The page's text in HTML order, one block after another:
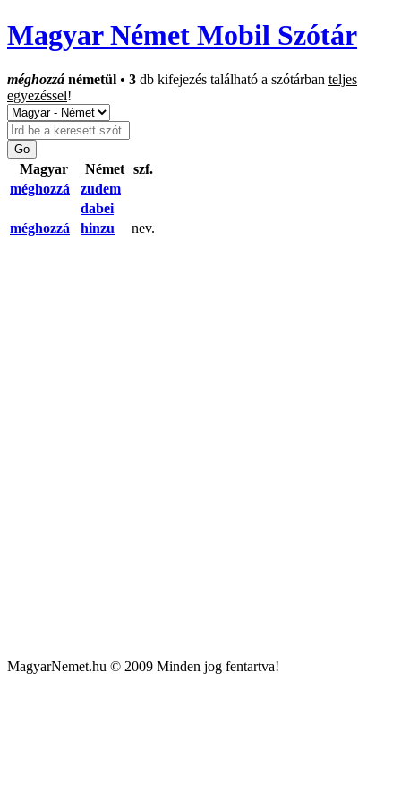
Magyar Német Mobil Szótár
méghozzá németül • 3 db kifejezés található a szótárban teljes
egyezéssel!
Magyar Német
szf.
méghozzá
zudem
dabei
méghozzá
hinzu nev.
MagyarNemet.hu © 2009 Minden jog fentartva!